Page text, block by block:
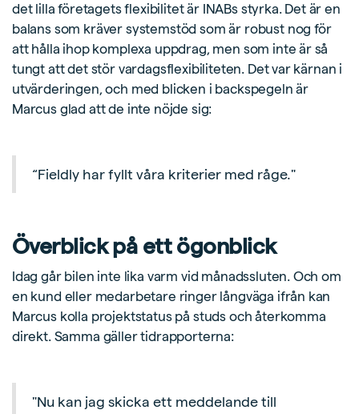
det lilla företagets flexibilitet är INABs styrka. Det är en
balans som kräver systemstöd som är robust nog för
att hålla ihop komplexa uppdrag, men som inte är så
tungt att det stör vardagsflexibiliteten. Det var kärnan i
utvärderingen, och med blicken i backspegeln är
Marcus glad att de inte nöjde sig:
“Fieldly har fyllt våra kriterier med råge."
Överblick på ett ögonblick
Idag går bilen inte lika varm vid månadssluten. Och om
en kund eller medarbetare ringer långväga ifrån kan
Marcus kolla projektstatus på studs och återkomma
direkt. Samma gäller tidrapporterna:
"Nu kan jag skicka ett meddelande till